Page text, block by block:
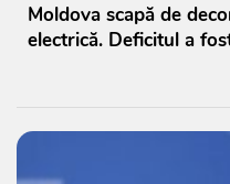
Moldova scapă de
electrică. Deficitul a